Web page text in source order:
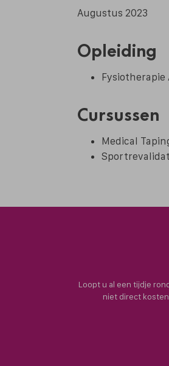
Augustus 2023
Opleiding
Fysiotherapie
Cursussen
Medical
Loopt u al een tijdje
niet direct